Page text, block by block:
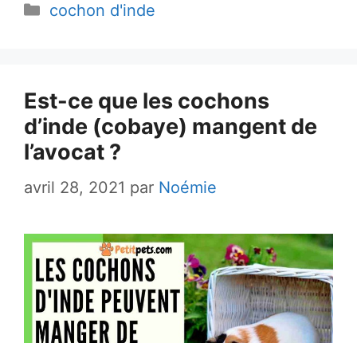
Catégories
cochon d'inde
Est-ce que les cochons
d’inde (cobaye) mangent de
l’avocat ?
avril 28, 2021 par Noémie